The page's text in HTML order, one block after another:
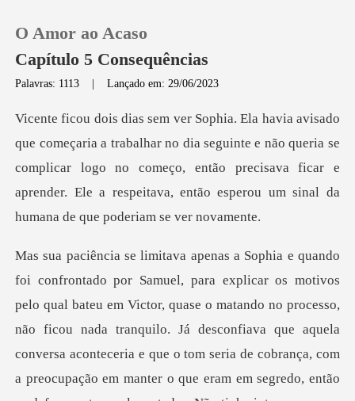
0
Loja
Sair
Baixar App
O Amor ao Acaso
Capítulo 5 Consequências
Palavras: 1113 |Lançado em: 29/06/2023
dia seguinte e não queria se
complicar logo no começo, então precisava ficar e
aprend
o,
não ficou nada tranquilo. Já desconfiava que aquela
conversa aconteceria e que o tom seria de cobrança, com
a preocupação em manter o que eram em segredo, ent